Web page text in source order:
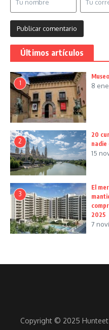
Últimos artículos
1 8
2
20
nadie
15
3
El
2025
7
Copyright © 2025 Hunteet